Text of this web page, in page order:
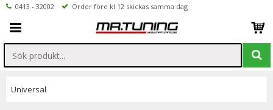
0413 - 32002 Order före kl 12 skickas samma dag
Universal